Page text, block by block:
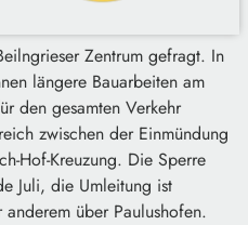
Zentrum gefragt. In
längere Bauarbeiten am
den gesamten Verkehr
zwischen der Einmündung
Hof-Kreuzung. Die Sperre
Juli, die Umleitung ist
über Paulushofen.